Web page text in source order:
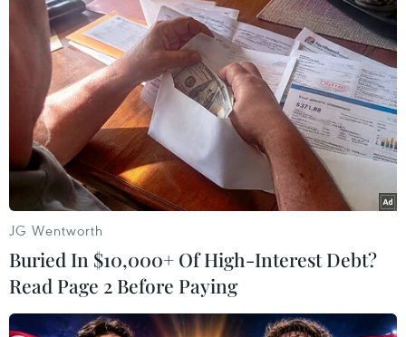
#cháy lớn #vụ cháy
#thiệt hại
#phòng cháy chữa cháy
#cứu nạn cứu hỏa
Lâm Đồng
Theo dõi VietnamPlus
JG Wentworth
Buried In $10,000+ Of High-Interest Debt?
Read Page 2 Before Paying